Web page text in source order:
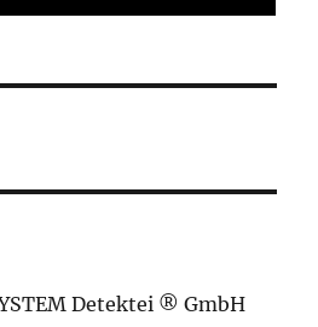
Detektei ® GmbH